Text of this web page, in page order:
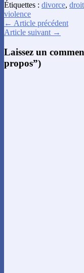
Étiquettes : divorce,
violence
← Article précédent
Article suivant →
Laissez un
propos”)